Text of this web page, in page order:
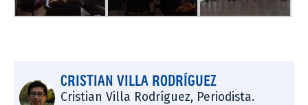
CRISTIAN VILLA RODRÍGUEZ
Cristian Villa Rodríguez, Periodista.